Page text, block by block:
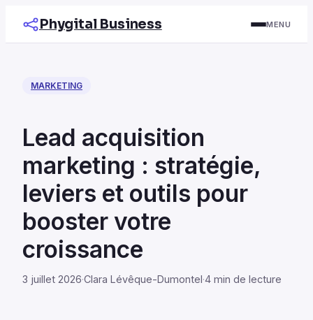
Phygital Business MENU
MARKETING
Lead acquisition
marketing : stratégie,
leviers et outils pour
booster votre
croissance
3 juillet 2026·Clara Lévêque-Dumontel·4 min de lecture